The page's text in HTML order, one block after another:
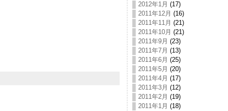
2012年1月 (17)
2011年12月 (16)
2011年11月 (21)
2011年10月 (21)
2011年9月 (23)
2011年7月 (13)
2011年6月 (25)
2011年5月 (20)
2011年4月 (17)
2011年3月 (12)
2011年2月 (19)
2011年1月 (18)